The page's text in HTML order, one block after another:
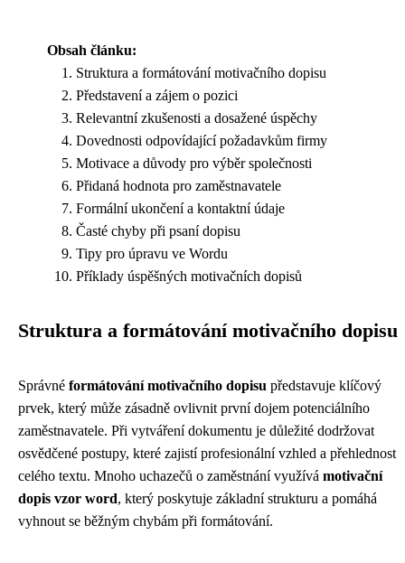
Obsah článku:
Struktura a formátování motivačního dopisu
Představení a zájem o pozici
Relevantní zkušenosti a dosažené úspěchy
Dovednosti odpovídající požadavkům firmy
Motivace a důvody pro výběr společnosti
Přidaná hodnota pro zaměstnavatele
Formální ukončení a kontaktní údaje
Časté chyby při psaní dopisu
Tipy pro úpravu ve Wordu
Příklady úspěšných motivačních dopisů
Struktura a formátování motivačního dopisu
Správné formátování motivačního dopisu představuje klíčový
prvek, který může zásadně ovlivnit první dojem potenciálního
zaměstnavatele. Při vytváření dokumentu je důležité dodržovat
osvědčené postupy, které zajistí profesionální vzhled a přehlednost
celého textu. Mnoho uchazečů o zaměstnání využívá motivační
dopis vzor word, který poskytuje základní strukturu a pomáhá
vyhnout se běžným chybám při formátování.